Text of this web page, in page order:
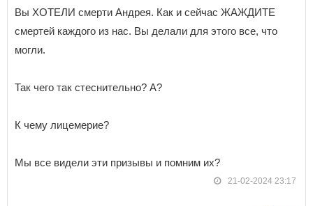
Вы ХОТЕЛИ смерти Андрея. Как и сейчас ЖАЖДИТЕ
смертей каждого из нас. Вы делали для этого все, что
могли.
Так чего так стеснительно? А?
К чему лицемерие?
Мы все видели эти призывы и помним их?
21-02-2024 23:17